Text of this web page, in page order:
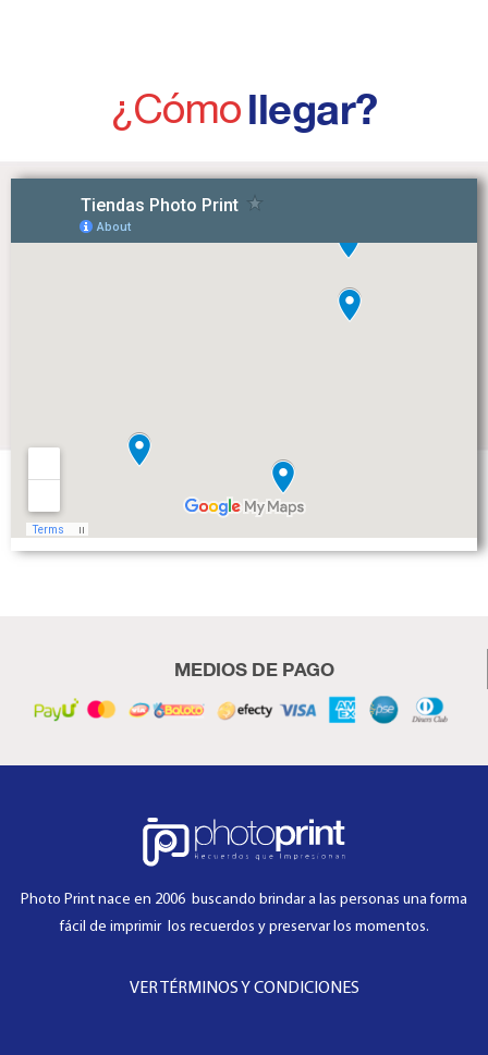
¿Cómollegar?
MEDIOS DE PAGO
Photo Print nace en 2006 buscando brindar a las personas una forma
fácil de imprimir los recuerdos y preservar los momentos.
VER TÉRMINOS Y CONDICIONES